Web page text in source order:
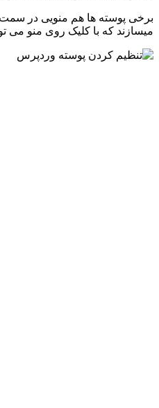
برخی پوسته ها هم منویی در
میسازند که با کلیک روی منو می